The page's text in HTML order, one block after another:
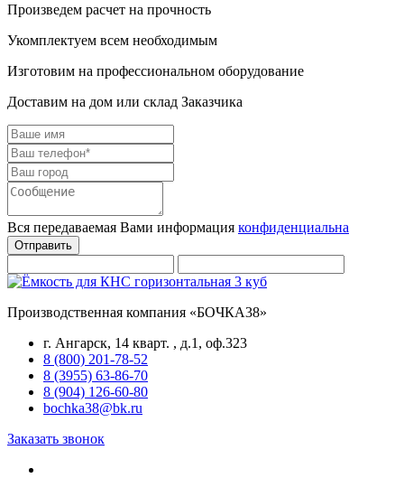
Произведем расчет на прочность
Укомплектуем всем необходимым
Изготовим на профессиональном оборудование
Доставим на дом или склад Заказчика
Вся передаваемая Вами информация конфиденциальна
Отправить
Производственная компания «БОЧКА38»
г. Ангарск, 14 кварт. , д.1, оф.323
8 (800) 201-78-52
8 (3955) 63-86-70
8 (904) 126-60-80
bochka38@bk.ru
Заказать звонок